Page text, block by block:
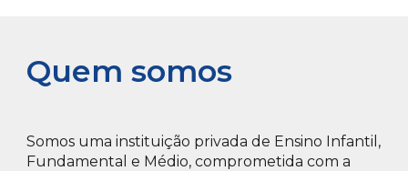
Quem somos
Somos uma instituição privada de Ensino Infantil,
Fundamental e Médio, comprometida com a